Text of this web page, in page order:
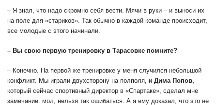
– Я знал, что надо скромно себя вести. Мячи в руки – и выноси их
на поле для «стариков». Так обычно в каждой команде происходит,
все молодые с этого начинали.
– Вы свою первую тренировку в Тарасовке помните?
– Конечно. На первой же тренировке у меня случился небольшой
конфликт. Мы играли двухсторону на полполя, и Дима Попов,
который сейчас спортивный директор в «Спартаке», сделал мне
замечание: мол, нельзя так ошибаться. А я ему доказал, что это не